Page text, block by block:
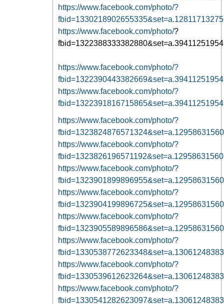
https://www.facebook.com/photo/?
https://www.facebook.com/photo/?
https://www.facebook.com/photo/?
https://www.facebook.com/photo/?
https://www.facebook.com/photo/?
https://www.facebook.com/photo/?
https://www.facebook.com/photo/?
https://www.facebook.com/photo/?
https://www.facebook.com/photo/?
https://www.facebook.com/photo/?
https://www.facebook.com/photo/?
https://www.facebook.com/photo/?